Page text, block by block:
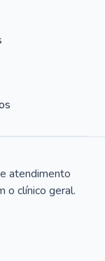
atendimento
o clínico geral.